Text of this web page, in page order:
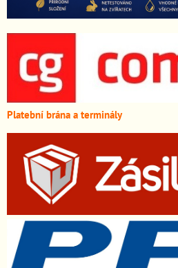
Platební brána a terminály